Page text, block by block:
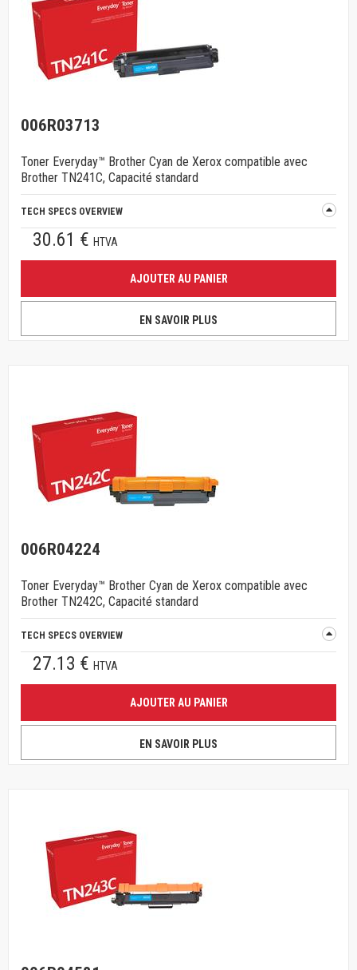
006R03713
Toner Everyday™ Brother Cyan de Xerox compatible avec
Brother TN241C, Capacité standard
TECH SPECS OVERVIEW
30.61 € HTVA
AJOUTER AU PANIER
EN SAVOIR PLUS
006R04224
Toner Everyday™ Brother Cyan de Xerox compatible avec
Brother TN242C, Capacité standard
TECH SPECS OVERVIEW
27.13 € HTVA
AJOUTER AU PANIER
EN SAVOIR PLUS